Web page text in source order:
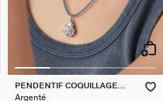
PENDENTIF COQUILLAGE
TALISMANS
Argenté